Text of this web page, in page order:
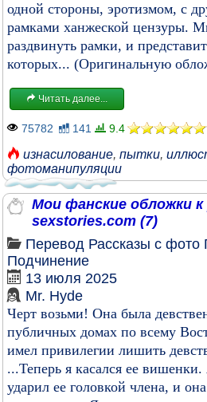
одной стороны, эротизмом, с
рамками ханжеской цензуры.
раздвинуть рамки, и
которых... (Оригинальную
Читать далее...
75782 141 9.4
изнасилование, пытки,
фотоманипуляции
Мои фанские обложки к
sexstories.com (7)
Перевод Рассказы с фото
Подчинение
13 июля 2025
Mr. Hyde
Черт возьми! Она была
публичных домах по всему
имел привилегии лишить
...Теперь я касался ее вишенки.
ударил ее головкой члена, и